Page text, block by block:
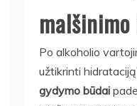
Po alkoholio
užtikrinti hidrataciją
gydymo būdai